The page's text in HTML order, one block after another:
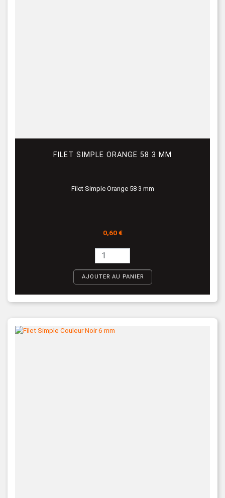
FILET SIMPLE ORANGE 58 3 MM
Filet Simple Orange 58 3 mm
Prix
0,60 €
AJOUTER AU PANIER